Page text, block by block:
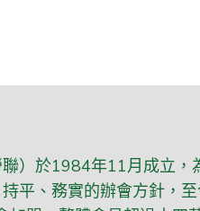
）於1984年11月成立，
平、務實的辦會方針，